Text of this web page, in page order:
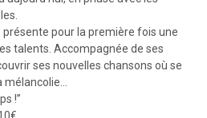
présente pour la première fois une
talents. Accompagnée de ses
ses nouvelles chansons où se
!”